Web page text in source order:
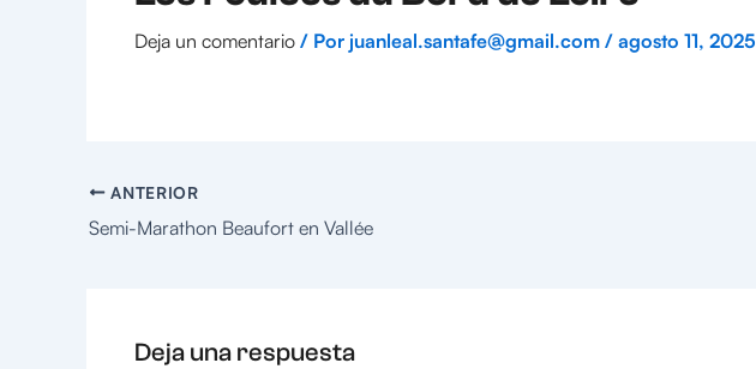
Deja un comentario / Por juanleal.santafe@gmail.com / agosto 11, 2025
ANTERIOR
Semi-Marathon Beaufort en Vallée
Deja una respuesta